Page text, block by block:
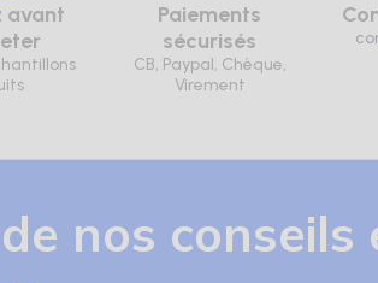
avant
Paiements
sécurisés
CB, Paypal, Chèque,
Virement
nos